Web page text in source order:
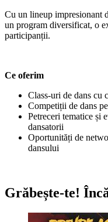
Cu un lineup impresionant
un program diversificat, o
participanții.
Ce oferim
Class-uri de dans cu
Competiții de dans
Petreceri tematice și
dansatorii
Oportunități de
dansului
Grăbește-te!